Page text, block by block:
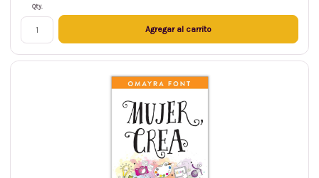
Qty.
Agregar al carrito